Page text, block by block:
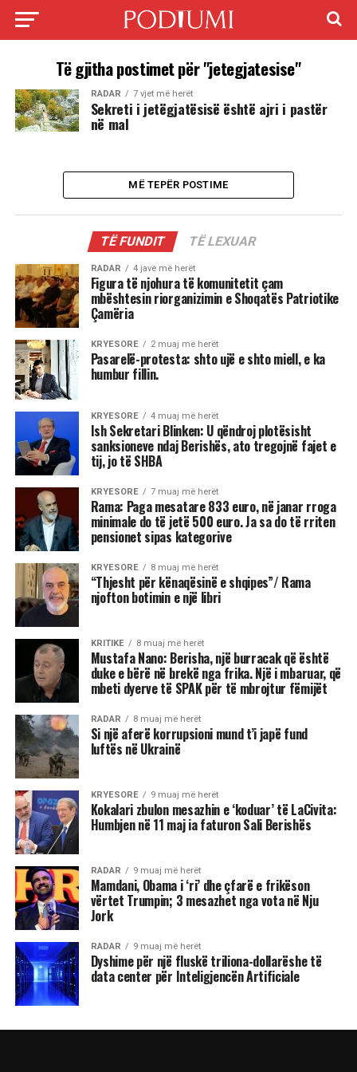
Të gjitha postimet për "jetegjatesise"
RADAR 7 vjet më herët
Sekreti i jetëgjatësisë është ajri i pastër
në mal
MË TEPËR POSTIME
TË FUNDIT TË LEXUAR
RADAR 4 javë më herët
Figura të njohura të komunitetit çam
mbështesin riorganizimin e Shoqatës Patriotike
Çamëria
KRYESORE 2 muaj më herët
Pasarelë-protesta: shto ujë e shto miell, e ka
humbur fillin.
KRYESORE 4 muaj më herët
Ish Sekretari Blinken: U qëndroj plotësisht
sanksioneve ndaj Berishës, ato tregojnë fajet e
tij, jo të SHBA
KRYESORE 7 muaj më herët
Rama: Paga mesatare 833 euro, në janar rroga
minimale do të jetë 500 euro. Ja sa do të rriten
pensionet sipas kategorive
KRYESORE 8 muaj më herët
“Thjesht për kënaqësinë e shqipes”/ Rama
njofton botimin e një libri
KRITIKE 8 muaj më herët
Mustafa Nano: Berisha, një burracak që është
duke e bërë në brekë nga frika. Një i mbaruar, që
mbeti dyerve të SPAK për të mbrojtur fëmijët
RADAR 8 muaj më herët
Si një aferë korrupsioni mund t’i japë fund
luftës në Ukrainë
KRYESORE 9 muaj më herët
Kokalari zbulon mesazhin e ‘koduar’ të LaCivita:
Humbjen në 11 maj ia faturon Sali Berishës
RADAR 9 muaj më herët
Mamdani, Obama i ‘ri’ dhe çfarë e frikëson
vërtet Trumpin; 3 mesazhet nga vota në Nju
Jork
RADAR 9 muaj më herët
Dyshime për një fluskë triliona-dollarëshe të
data center për Inteligjencën Artificiale